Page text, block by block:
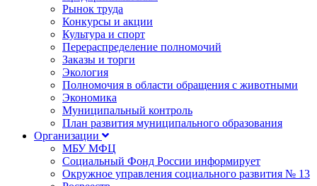
Рынок труда
Конкурсы и акции
Культура и спорт
Перераспределение полномочий
Заказы и торги
Экология
Полномочия в области обращения с животными
Экономика
Муниципальный контроль
План развития муниципального образования
Организации
МБУ МФЦ
Социальный Фонд России информирует
Окружное управления социального развития № 13